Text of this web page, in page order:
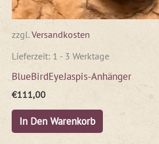
zzgl.Versandkosten
Lieferzeit: 1 - 3 Werktage
BlueBirdEyeJaspis-Anhänger
€111,00
In Den Warenkorb